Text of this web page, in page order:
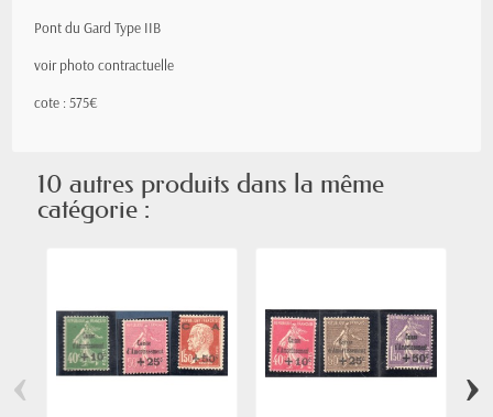
Pont du Gard Type IIB
voir photo contractuelle
cote : 575€
10 autres produits dans la même
catégorie :
‹ ›